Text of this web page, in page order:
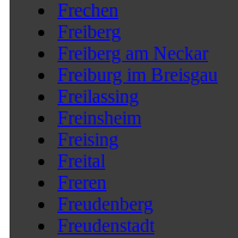
Frechen
Freiberg
Freiberg am Neckar
Freiburg im Breisgau
Freilassing
Freinsheim
Freising
Freital
Freren
Freudenberg
Freudenstadt